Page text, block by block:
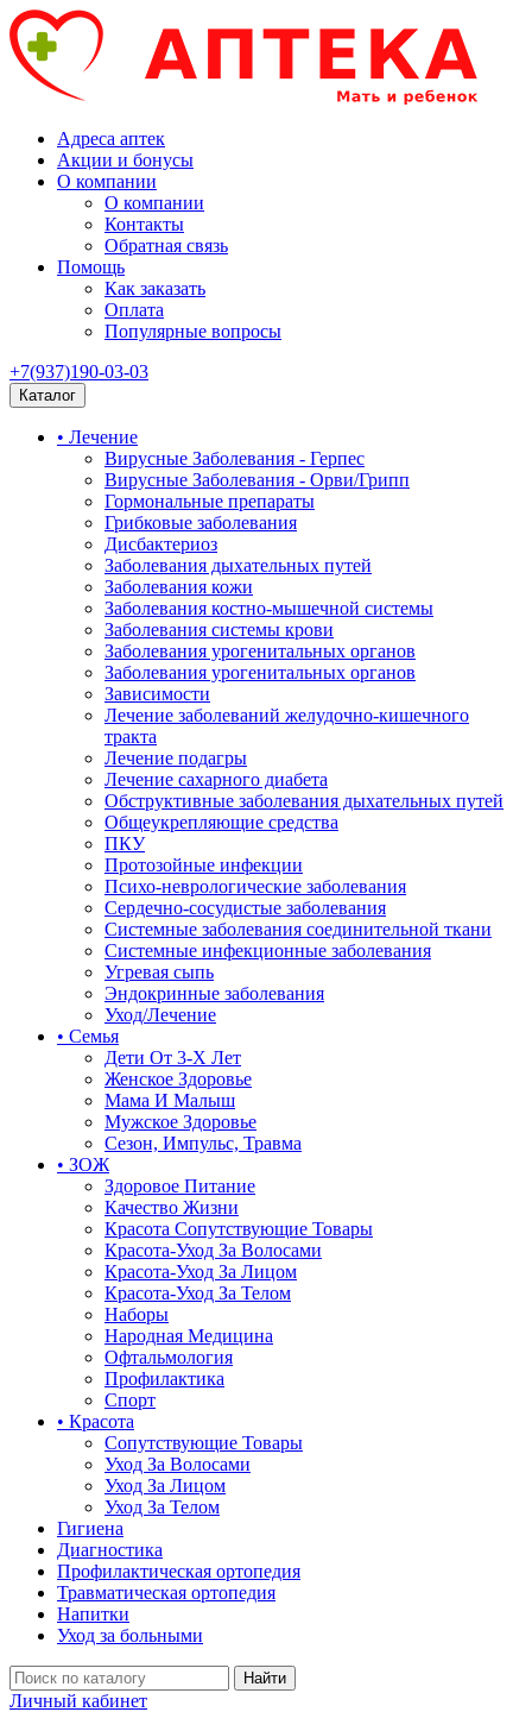
Адреса аптек
Акции и бонусы
О компании
О компании
Контакты
Обратная связь
Помощь
Как заказать
Оплата
Популярные вопросы
+7(937)190-03-03
Каталог
• Лечение
Вирусные Заболевания - Герпес
Вирусные Заболевания - Орви/Грипп
Гормональные препараты
Грибковые заболевания
Дисбактериоз
Заболевания дыхательных путей
Заболевания кожи
Заболевания костно-мышечной системы
Заболевания системы крови
Заболевания урогенитальных органов
Заболевания урогенитальных органов
Зависимости
Лечение заболеваний желудочно-кишечного
тракта
Лечение подагры
Лечение сахарного диабета
Обструктивные заболевания дыхательных путей
Общеукрепляющие средства
ПКУ
Протозойные инфекции
Психо-неврологические заболевания
Сердечно-сосудистые заболевания
Системные заболевания соединительной ткани
Системные инфекционные заболевания
Угревая сыпь
Эндокринные заболевания
Уход/Лечение
• Семья
Дети От 3-Х Лет
Женское Здоровье
Мама И Малыш
Мужское Здоровье
Сезон, Импульс, Травма
• ЗОЖ
Здоровое Питание
Качество Жизни
Красота Сопутствующие Товары
Красота-Уход За Волосами
Красота-Уход За Лицом
Красота-Уход За Телом
Наборы
Народная Медицина
Офтальмология
Профилактика
Спорт
• Красота
Сопутствующие Товары
Уход За Волосами
Уход За Лицом
Уход За Телом
Гигиена
Диагностика
Профилактическая ортопедия
Травматическая ортопедия
Напитки
Уход за больными
Найти
Личный кабинет